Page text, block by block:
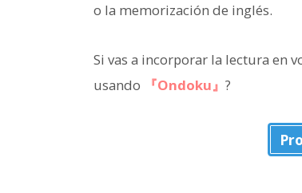
o la memorización de inglés.
Si vas a incorporar la lectura en
usando
『Ondoku』 ?